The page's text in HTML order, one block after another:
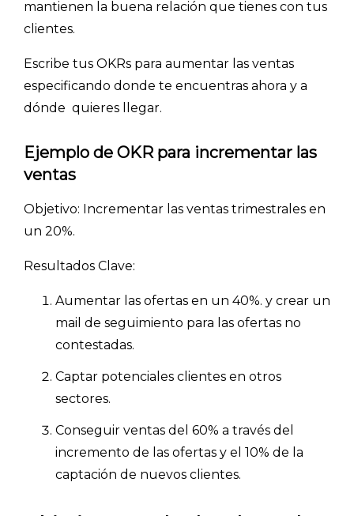
INICIO
PRECIOS
BLOG
ACCEDER →
mantienen la buena relación que tienes con tus
clientes.
Escribe tus OKRs para aumentar las ventas
especificando donde te encuentras ahora y a
dónde quieres llegar.
Ejemplo de OKR para incrementar las
ventas
Objetivo: Incrementar las ventas trimestrales en
un 20%.
Resultados Clave:
Aumentar las ofertas en un 40%. y crear un
mail de seguimiento para las ofertas no
contestadas.
Captar potenciales clientes en otros
sectores.
Conseguir ventas del 60% a través del
incremento de las ofertas y el 10% de la
captación de nuevos clientes.